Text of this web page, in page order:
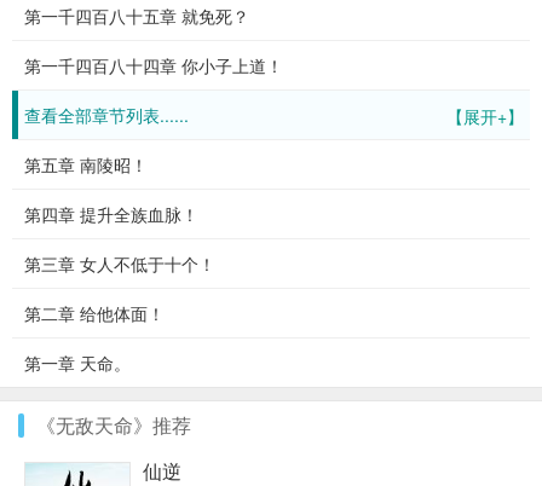
第一千四百八十五章 就免死？
第一千四百八十四章 你小子上道！
【展开+】
查看全部章节列表......
第五章 南陵昭！
第四章 提升全族血脉！
第三章 女人不低于十个！
第二章 给他体面！
第一章 天命。
《无敌天命》推荐
仙逆